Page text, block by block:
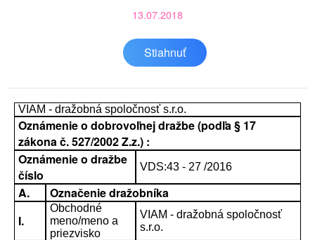
13.07.2018
Stiahnuť
VIAM - dražobná spoločnosť s.r.o.
Oznámenie o dobrovoľnej dražbe (podľa § 17
zákona č. 527/2002 Z.z.) :
Oznámenie o dražbe
číslo
VDS:43 - 27 /2016
A.
Označenie dražobníka
I.
Obchodné
meno/meno a
priezvisko
VIAM - dražobná spoločnosť
s.r.o.